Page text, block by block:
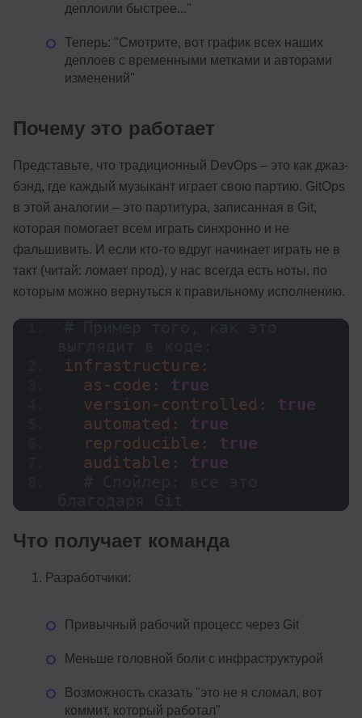
деплоили быстрее..."
Теперь: "Смотрите, вот график всех наших
деплоев с временными метками и авторами
изменений"
Почему это работает
Представьте, что традиционный DevOps – это как джаз-
бэнд, где каждый музыкант играет свою партию. GitOps
в этой аналогии – это партитура, записанная в Git,
которая помогает всем играть синхронно и не
фальшивить. И если кто-то вдруг начинает играть не в
такт (читай: ломает прод), у нас всегда есть ноты, по
которым можно вернуться к правильному исполнению.
infrastructure:
  as-code:
true
  version-controlled:
true
  automated:
true
  reproducible:
true
  auditable:
true
Что получает команда
Разработчики:
Привычный рабочий процесс через Git
Меньше головной боли с инфраструктурой
Возможность сказать "это не я сломал, вот
коммит, который работал"